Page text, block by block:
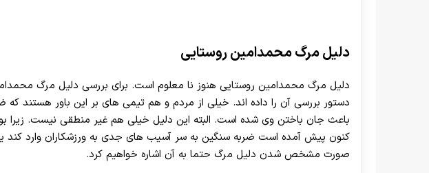
دلیل مرگ محمدامین روستایی
دلیل مرگ محمدامین روستایی هنوز نا معلوم است. برای بررسی دلیل مرگ
دستور بررسی آن را داده اند. خیلی از مردم و هم تیمی های بر این باور هستند
باعث جان باختن وی شده است. البته این دلیل خیلی هم غیر منطقی نیست.
کنون پیش آمده است ضربه سنگین به سر آسیب های جدی به ورزشکاران وارد
صورت مشخص شدن دلیل مرگ حتما به آن اشاره خواهیم کرد.